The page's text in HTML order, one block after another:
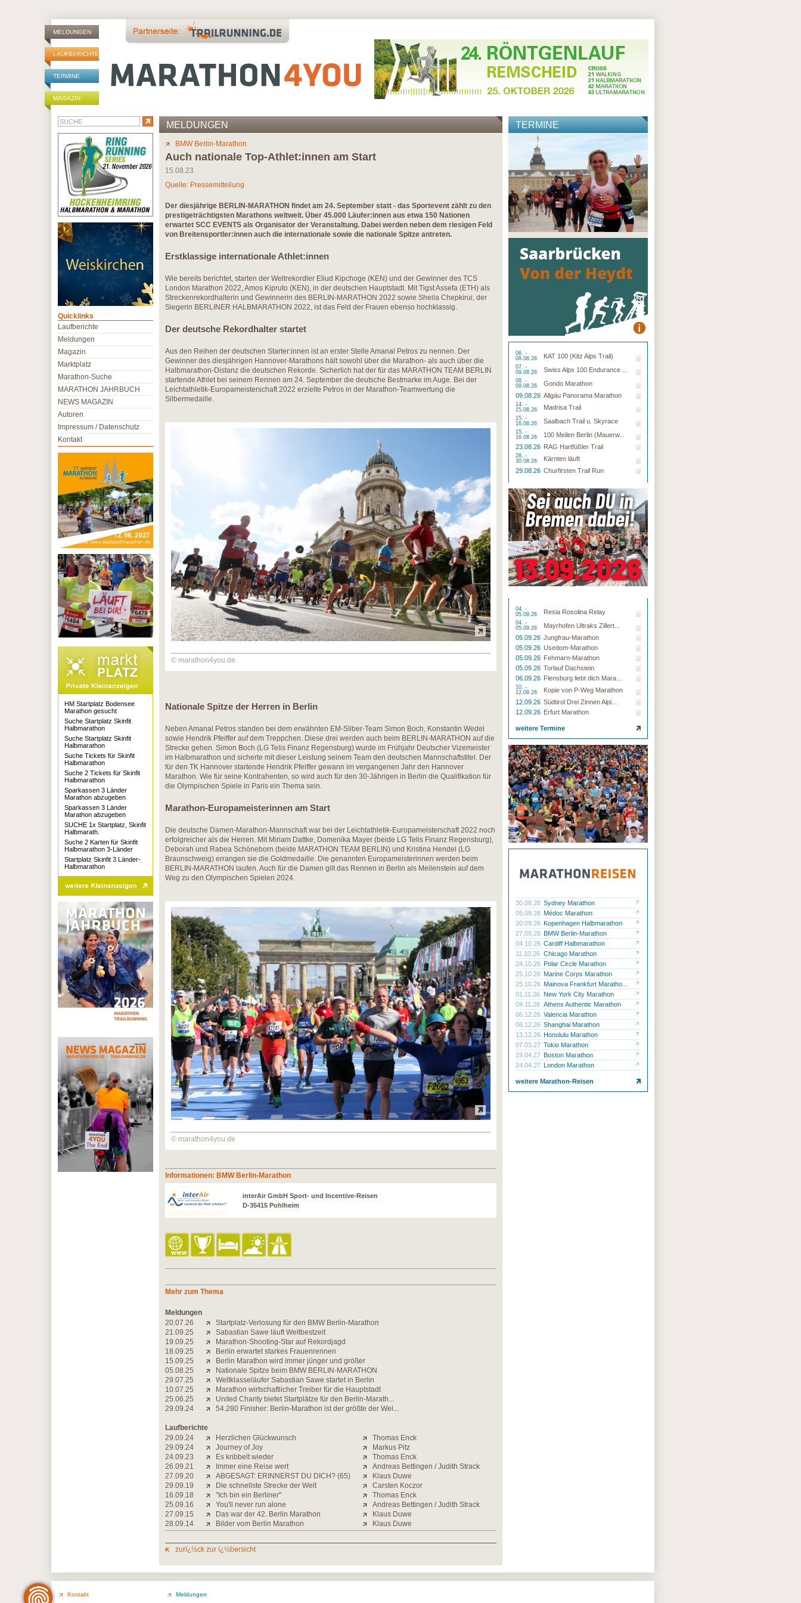
MELDUNGEN
LAUFBERICHTE
TERMINE
MAGAZIN
MELDUNGEN
BMW Berlin-Marathon
Auch nationale Top-Athlet:innen am Start
15.08.23
Quelle: Pressemitteilung
Der diesjährige BERLIN-MARATHON findet am 24. September statt - das Sportevent zählt zu den
prestigeträchtigsten Marathons weltweit. Über 45.000 Läufer:innen aus etwa 150 Nationen
erwartet SCC EVENTS als Organisator der Veranstaltung. Dabei werden neben dem riesigen Feld
von Breitensportler:innen auch die internationale sowie die nationale Spitze antreten.
Erstklassige internationale Athlet:innen
Wie bereits berichtet, starten der Weltrekordler Eliud Kipchoge (KEN) und der Gewinner des TCS
London Marathon 2022, Amos Kipruto (KEN), in der deutschen Hauptstadt. Mit Tigst Assefa (ETH) als
Streckenrekordhalterin und Gewinnerin des BERLIN-MARATHON 2022 sowie Sheila Chepkirui, der
Siegerin BERLINER HALBMARATHON 2022, ist das Feld der Frauen ebenso hochklassig.
Der deutsche Rekordhalter startet
Aus den Reihen der deutschen Starter:innen ist an erster Stelle Amanal Petros zu nennen. Der
Gewinner des diesjährigen Hannover-Marathons hält sowohl über die Marathon- als auch über die
Halbmarathon-Distanz die deutschen Rekorde. Sicherlich hat der für das MARATHON TEAM BERLIN
startende Athlet bei seinem Rennen am 24. September die deutsche Bestmarke im Auge. Bei der
Leichtathletik-Europameisterschaft 2022 erzielte Petros in der Marathon-Teamwertung die
Silbermedaille.
© marathon4you.de
Nationale Spitze der Herren in Berlin
Neben Amanal Petros standen bei dem erwähnten EM-Silber-Team Simon Boch, Konstantin Wedel
sowie Hendrik Pfeiffer auf dem Treppchen. Diese drei werden auch beim BERLIN-MARATHON auf die
Strecke gehen. Simon Boch (LG Telis Finanz Regensburg) wurde im Frühjahr Deutscher Vizemeister
im Halbmarathon und sicherte mit dieser Leistung seinem Team den deutschen Mannschaftstitel. Der
für den TK Hannover startende Hendrik Pfeiffer gewann im vergangenen Jahr den Hannover
Marathon. Wie für seine Kontrahenten, so wird auch für den 30-Jährigen in Berlin die Qualifikation für
die Olympischen Spiele in Paris ein Thema sein.
Marathon-Europameisterinnen am Start
Die deutsche Damen-Marathon-Mannschaft war bei der Leichtathletik-Europameisterschaft 2022 noch
erfolgreicher als die Herren. Mit Miriam Dattke, Domenika Mayer (beide LG Telis Finanz Regensburg),
Deborah und Rabea Schöneborn (beide MARATHON TEAM BERLIN) und Kristina Hendel (LG
Braunschweig) errangen sie die Goldmedaille. Die genannten Europameisterinnen werden beim
BERLIN-MARATHON laufen. Auch für die Damen gilt das Rennen in Berlin als Meilenstein auf dem
Weg zu den Olympischen Spielen 2024.
© marathon4you.de
Informationen: BMW Berlin-Marathon
interAir GmbH Sport- und Incentive-Reisen
D-35415 Pohlheim
Mehr zum Thema
Meldungen
20.07.26
Startplatz-Verlosung für den BMW Berlin-Marathon
21.09.25
Sabastian Sawe läuft Weltbestzeit
19.09.25
Marathon-Shooting-Star auf Rekordjagd
18.09.25
Berlin erwartet starkes Frauenrennen
15.09.25
Berlin Marathon wird immer jünger und größer
05.08.25
Nationale Spitze beim BMW BERLIN-MARATHON
29.07.25
Weltklasseläufer Sabastian Sawe startet in Berlin
10.07.25
Marathon wirtschaftlicher Treiber für die Hauptstadt
25.06.25
United Charity bietet Startplätze für den Berlin-Marath...
29.09.24
54.280 Finisher: Berlin-Marathon ist der größte der Wel...
Laufberichte
29.09.24
Herzlichen Glückwunsch
Thomas Enck
29.09.24
Journey of Joy
Markus Pitz
24.09.23
Es kribbelt wieder
Thomas Enck
26.09.21
Immer eine Reise wert
Andreas Bettingen / Judith Strack
27.09.20
ABGESAGT: ERINNERST DU DICH? (65)
Klaus Duwe
29.09.19
Die schnellste Strecke der Welt
Carsten Koczor
16.09.18
''Ich bin ein Berliner''
Thomas Enck
25.09.16
You'll never run alone
Andreas Bettingen / Judith Strack
27.09.15
Das war der 42. Berlin Marathon
Klaus Duwe
28.09.14
Bilder vom Berlin Marathon Klaus Duwe
zurï¿½ck zur ï¿½bersicht
TERMINE
06. -
08.08.26
KAT 100 (Kitz Alps Trail)
07. -
09.08.26
Swiss Alps 100 Endurance ...
08. -
09.08.26
Gondo Marathon
09.08.26 Allgäu Panorama Marathon
14. -
15.08.26
Madrisa Trail
15. -
16.08.26
Saalbach Trail u. Skyrace
15. -
16.08.26
100 Meilen Berlin (Mauerw...
23.08.26 RAG Hartfüßler Trail
28. -
30.08.26
Kärnten läuft
29.08.26 Churfirsten Trail Run
04. -
05.09.26
Resia Rosolina Relay
04. -
05.09.26
Mayrhofen Ultraks Zillert...
05.09.26 Jungfrau-Marathon
05.09.26 Usedom-Marathon
05.09.26 Fehmarn-Marathon
05.09.26 Torlauf Dachstein
06.09.26 Flensburg liebt dich Mara...
10. -
12.09.26
Kopie von P-Weg Marathon
12.09.26 Südtirol Drei Zinnen Alpi...
12.09.26 Erfurt Marathon
weitere Termine
30.08.26 Sydney Marathon
05.09.26 Médoc Marathon
20.09.26 Kopenhagen Halbmarathon
27.09.26 BMW Berlin-Marathon
04.10.26 Cardiff Halbmarathon
11.10.26 Chicago Marathon
24.10.26 Polar Circle Marathon
25.10.26 Marine Corps Marathon
25.10.26 Mainova Frankfurt Maratho...
01.11.26 New York City Marathon
09.11.26 Athens Authentic Marathon
06.12.26 Valencia Marathon
06.12.26 Shanghai Marathon
13.12.26 Honolulu Marathon
07.03.27 Tokio Marathon
19.04.27 Boston Marathon
24.04.27 London Marathon
weitere Marathon-Reisen
Quicklinks
Laufberichte
Meldungen
Magazin
Marktplatz
Marathon-Suche
MARATHON JAHRBUCH
NEWS MAGAZIN
Autoren
Impressum / Datenschutz
Kontakt
HM Startplatz Bodensee
Marathon gesucht
Suche Startplatz Skinfit
Halbmarathon
Suche Startplatz Skinfit
Halbmarathon
Suche Tickets für Skinfit
Halbmarathon
Suche 2 Tickets für Skinfit
Halbmarathon
Sparkassen 3 Länder
Marathon abzugeben
Sparkassen 3 Länder
Marathon abzugeben
SUCHE 1x Startplatz, Skinfit
Halbmarath.
Suche 2 Karten für Skinfit
Halbmarathon 3-Länder
Startplatz Skinfit 3 Länder-
Halbmarathon
Kontakt
Meldungen